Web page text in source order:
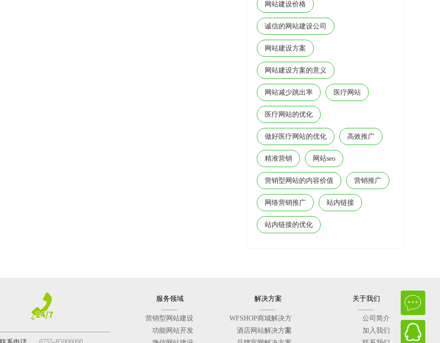
也应该为此担心。不幸的是，在接受《2018年SMB网络安全状况》报告调查的企业中，有超过一半(54%)认为企业规模太
网站建设价格
诚信的网站建设公司
网站建设方案
网站建设方案的意义
网站减少跳出率 医疗网站
医疗网站的优化
做好医疗网站的优化 高效推广
精准营销 网站seo
营销型网站的内容价值 营销推广
网络营销推广 站内链接
站内链接的优化
服务领域
营销型网站建设
功能网站开发
解决方案
WFSHOP商城解决方
案
酒店网站解决方案
关于我们
公司简介
加入我们